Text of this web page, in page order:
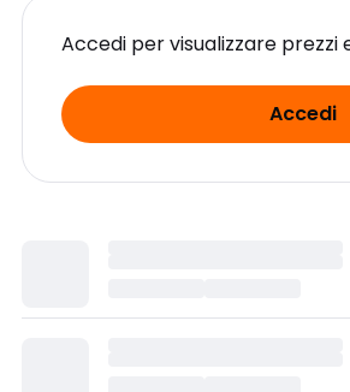
Accedi per visualizzare prezzi
Accedi